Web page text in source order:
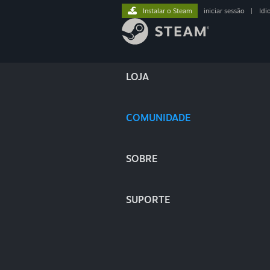
LOJA
COMUNIDADE
SOBRE
SUPORTE
Instalar o Steam iniciar sessão